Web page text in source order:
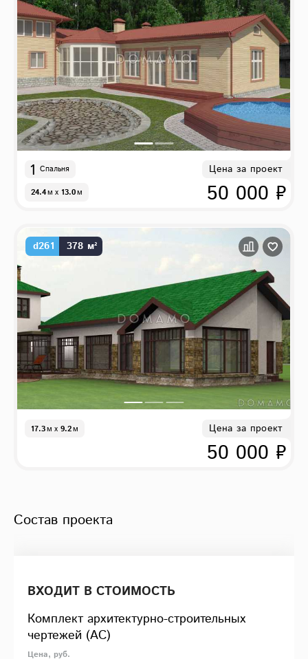
1 Спальня
24.4м x 13.0м
Цена за проект
50 000 ₽
d261 378 м²
17.3м x 9.2м Цена за проект
50 000 ₽
Состав проекта
ВХОДИТ В СТОИМОСТЬ
Комплект архитектурно-строительных
чертежей (АС)